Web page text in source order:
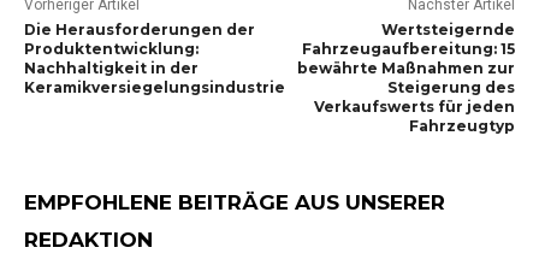
Vorheriger Artikel
Die Herausforderungen der
Produktentwicklung:
Nachhaltigkeit in der
Keramikversiegelungsindustrie
Nächster Artikel
Wertsteigernde
Fahrzeugaufbereitung: 15
bewährte Maßnahmen zur
Steigerung des
Verkaufswerts für jeden
Fahrzeugtyp
EMPFOHLENE BEITRÄGE AUS UNSERER
REDAKTION